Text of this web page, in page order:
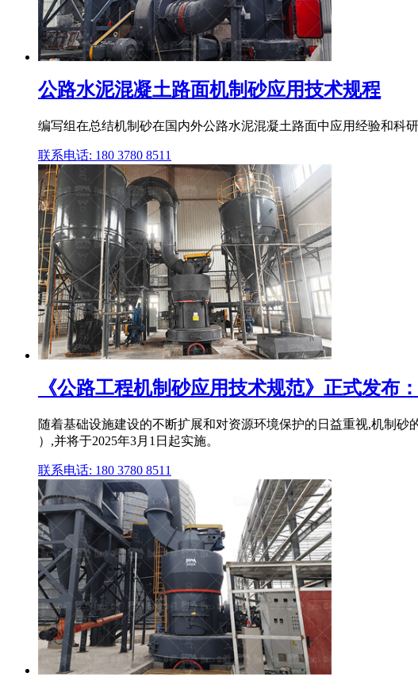
公路水泥混凝土路面机制砂应用技术规程
编写组在总结机制砂在国内外公路水泥混凝土路面中应用经验和科
联系电话: 180 3780 8511
《公路工程机制砂应用技术规范》正式发布
随着基础设施建设的不断扩展和对资源环境保护的日益重视,机制
）,并将于2025年3月1日起实施。
联系电话: 180 3780 8511